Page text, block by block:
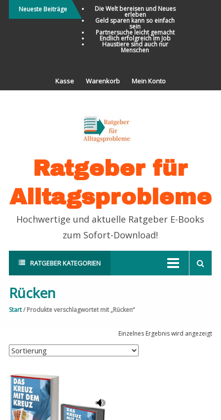
Direkt
zum
Neueste Beiträge Die Welt bereisen und Neues
erleben
Geld sparen kann so einfach
sein
Partnersuche leicht gemacht
Endlich erfolgreich im Job
Haustiere sind auch nur
Menschen
Kasse Warenkorb Mein Konto
Ratgeber für
Alltagsprobleme
Hochwertige und aktuelle Ratgeber E-Books
zum Sofort-Download!
RATGEBER KATEGORIEN
Rücken
Start/ Produkte verschlagwortet mit „Rücken“
Einzelnes Ergebnis wird angezeigt